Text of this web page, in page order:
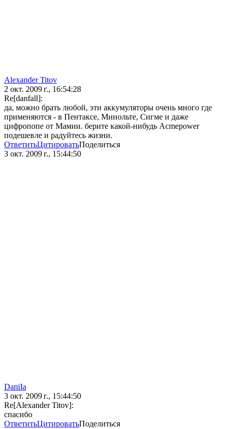
Alexander Titov
2 окт. 2009 г., 16:54:28
Re[danfall]:
да, можно брать любой, эти аккумуляторы очень много где
применяются - в Пентаксе, Минольте, Сигме и даже
цифропопе от Мамии. берите какой-нибудь Acmepower
подешевле и радуйтесь жизни.
ОтветитьЦитироватьПоделиться
3 окт. 2009 г., 15:44:50
DaniIa
3 окт. 2009 г., 15:44:50
Re[Alexander Titov]:
спасибо
ОтветитьЦитироватьПоделиться